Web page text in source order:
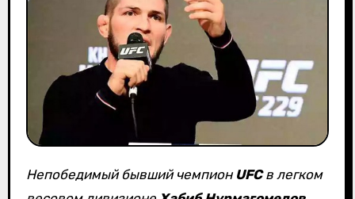
Непобедимый бывший чемпион UFCв легком